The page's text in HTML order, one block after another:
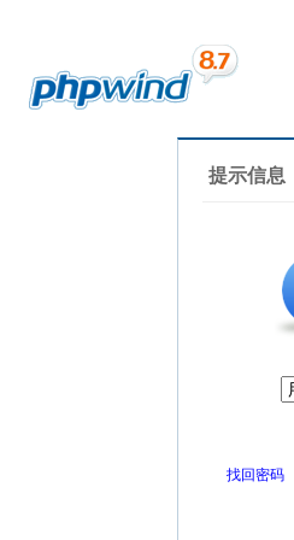
提示信息
找回密码